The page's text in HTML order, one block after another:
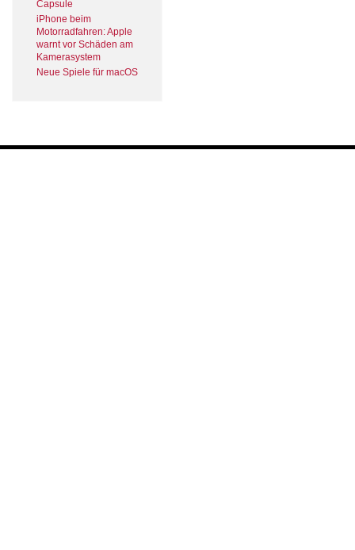
Capsule
iPhone beim
Motorradfahren: Apple
warnt vor Schäden am
Kamerasystem
Neue Spiele für macOS